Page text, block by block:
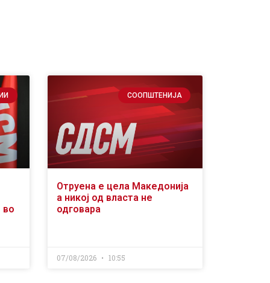
во
СООПШТЕНИЈА
Отруена е цела Македонија
а никој од власта не
одговара
07/08/2026 10:55